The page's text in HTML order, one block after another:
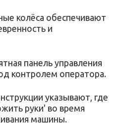
колёса обеспечивают
и
панель управления
контролем оператора.
указывают, где
руки' во время
машины.